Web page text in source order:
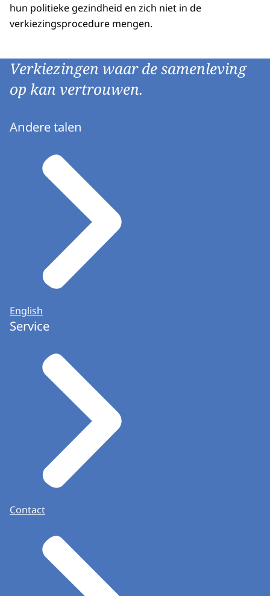
hun politieke gezindheid en zich niet in de
verkiezingsprocedure mengen.
Verkiezingen waar de samenleving
op kan vertrouwen.
Andere talen
English
Service
Contact